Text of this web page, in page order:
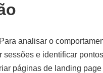
analisar o
sessões e identificar
páginas de landing